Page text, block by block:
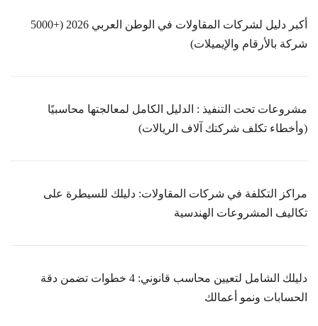
أكبر دليل لشركات المقاولات في الوطن العربي 2026 (+5000
شركة بالأرقام والإيميلات)
مشروعات تحت التنفيذ : الدليل الكامل لمعالجتها محاسبيًا
(وأخطاء تكلف شركتك آلاف الريالات)
مراكز التكلفة في شركات المقاولات: دليلك للسيطرة على
تكاليف المشروعات الهندسية
دليلك الشامل لتعيين محاسب قانوني: 4 خطوات تضمن دقة
الحسابات ونمو أعمالك